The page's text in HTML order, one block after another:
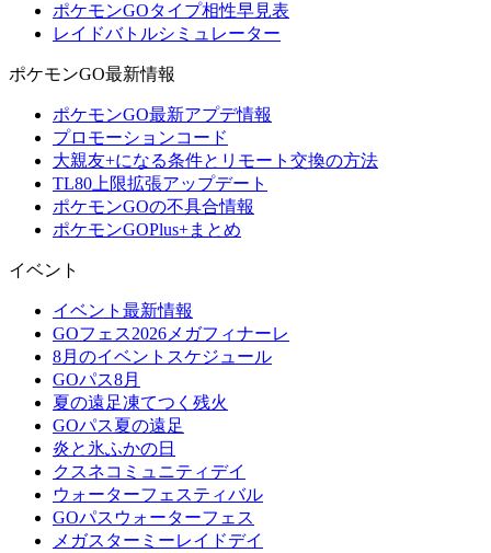
ポケモンGOタイプ相性早見表
レイドバトルシミュレーター
ポケモンGO最新情報
ポケモンGO最新アプデ情報
プロモーションコード
大親友+になる条件とリモート交換の方法
TL80上限拡張アップデート
ポケモンGOの不具合情報
ポケモンGOPlus+まとめ
イベント
イベント最新情報
GOフェス2026メガフィナーレ
8月のイベントスケジュール
GOパス8月
夏の遠足凍てつく残火
GOパス夏の遠足
炎と氷ふかの日
クスネコミュニティデイ
ウォーターフェスティバル
GOパスウォーターフェス
メガスターミーレイドデイ